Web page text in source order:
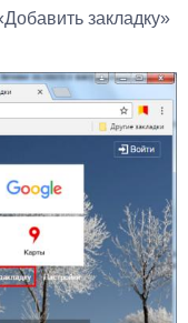
закладку»